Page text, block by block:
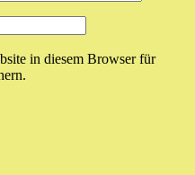
in diesem Browser für